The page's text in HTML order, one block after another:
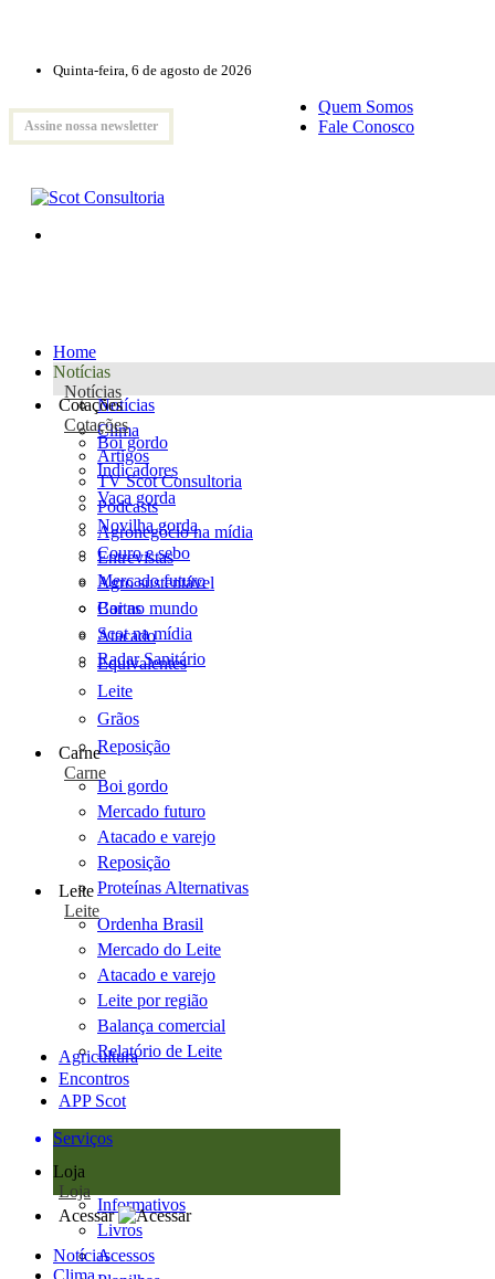
Quinta-feira, 6 de agosto de 2026
Assine nossa newsletter
Quem Somos
Fale Conosco
Home
Notícias
Notícias
Notícias
Clima
Artigos
TV Scot Consultoria
Podcasts
Agronegócio na mídia
Entrevistas
Agro sustentável
Cartas
Scot na mídia
Radar Sanitário
Cotações
Cotações
Boi gordo
Indicadores
Vaca gorda
Novilha gorda
Couro e sebo
Mercado futuro
Boi no mundo
Atacado
Equivalentes
Leite
Grãos
Reposição
Carne
Carne
Boi gordo
Mercado futuro
Atacado e varejo
Reposição
Proteínas Alternativas
Leite
Leite
Ordenha Brasil
Mercado do Leite
Atacado e varejo
Leite por região
Balança comercial
Relatório de Leite
Agricultura
Encontros
APP Scot
Serviços
Loja
Loja
Informativos
Livros
Acessos
Acessar
Notícias
Clima